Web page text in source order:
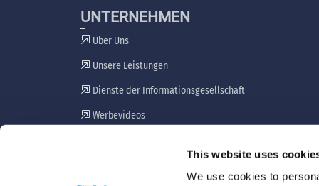
This website uses
We use cookies to
UNTERNEHMEN
Über Uns
Unsere Leistungen
Dienste der Informationsgesellschaft
Werbevideos